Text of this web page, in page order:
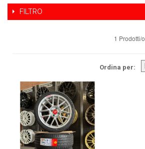
FILTRO
1 Prodotti/o
Ordina per